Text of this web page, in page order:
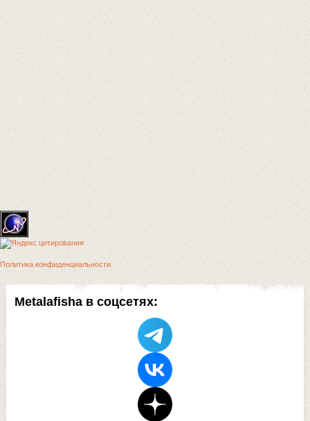
Metalafisha в соцсетях:
Политика конфиденциальности